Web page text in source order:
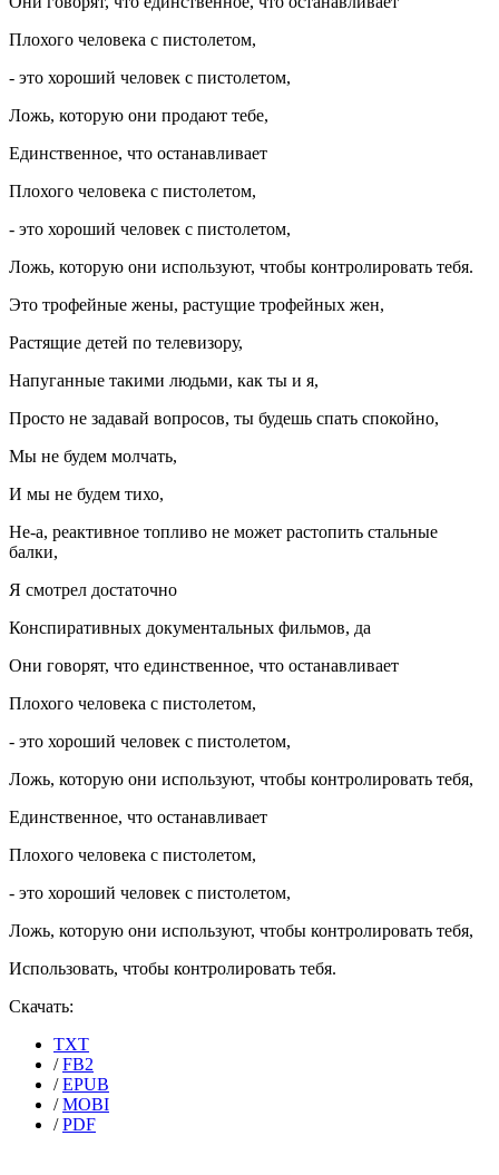
Плохого человека с пистолетом,
- это хороший человек с пистолетом,
Ложь, которую они продают тебе,
Единственное, что останавливает
Плохого человека с пистолетом,
- это хороший человек с пистолетом,
Ложь, которую они используют, чтобы контролировать тебя.
Это трофейные жены, растущие трофейных жен,
Растящие детей по телевизору,
Напуганные такими людьми, как ты и я,
Просто не задавай вопросов, ты будешь спать спокойно,
Мы не будем молчать,
И мы не будем тихо,
Не-а, реактивное топливо не может растопить стальные
балки,
Я смотрел достаточно
Конспиративных документальных фильмов, да
Они говорят, что единственное, что останавливает
Плохого человека с пистолетом,
- это хороший человек с пистолетом,
Ложь, которую они используют, чтобы контролировать тебя,
Единственное, что останавливает
Плохого человека с пистолетом,
- это хороший человек с пистолетом,
Ложь, которую они используют, чтобы контролировать тебя,
Использовать, чтобы контролировать тебя.
Скачать:
TXT
/FB2
/EPUB
/MOBI
/PDF